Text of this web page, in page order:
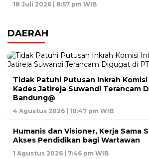
18 Juli 2026 | 8:57 pm WIB
DAERAH
Tidak Patuhi Putusan Inkrah
Kades Jatireja Suwandi Terancam
Bandung@
4 Agustus 2026 | 10:47 pm WIB
Humanis dan Visioner, Kerja Sama
Akses Pendidikan bagi Wartawan
1 Agustus 2026 | 7:46 pm WIB